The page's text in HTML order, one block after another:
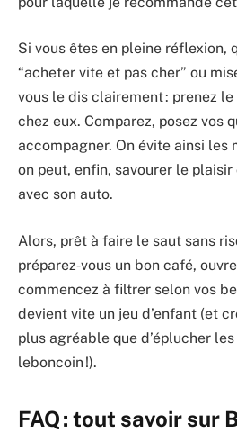
Si vous êtes en pleine réflexion,
“acheter vite et pas cher” ou
vous le dis clairement : prenez
chez eux. Comparez, posez vos
accompagner. On évite ainsi les
on peut, enfin, savourer le plaisir
avec son auto.
Alors, prêt à faire le saut sans
préparez‐vous un bon café,
commencez à filtrer selon vos
devient vite un jeu d’enfant (et
plus agréable que d’éplucher
leboncoin !).
FAQ : tout savoir sur